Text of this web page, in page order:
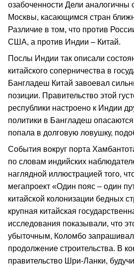
озабоченности Дели аналогичны
Москвы, касающимся стран
Различие в том, что против
США, а против Индии – Китай.
Послы Индии так описали
китайского соперничества в
Бангладеш Китай завоевал
позиции. Правительство этой
республики настроено к Индии
политики в Бангладеш
попала в долговую ловушку,
События вокруг порта
по словам индийских
наглядной иллюстрацией того,
мегапроект «Один пояс – один
китайской колонизации бедных
крупная китайская
исследования показывали, что
убыточным, Коломбо
продолжение строительства. В
правительство Шри-Ланки,